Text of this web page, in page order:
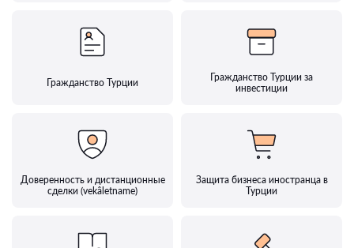
Гражданство Турции
Гражданство Турции за
инвестиции
Доверенность и дистанционные
сделки (vekâletname)
Защита бизнеса иностранца в
Турции